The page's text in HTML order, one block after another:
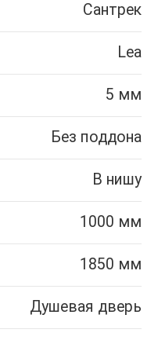
Сантрек
Lea
5 мм
Без поддона
В нишу
1000 мм
1850 мм
Душевая дверь